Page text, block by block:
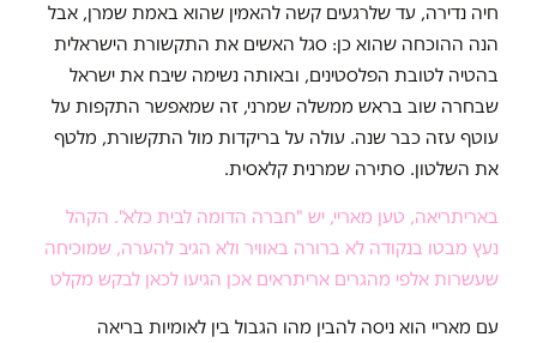
חיה נדירה, עד שלרגעים קשה להאמין שהוא באמת שמרן, אבל
הנה ההוכחה שהוא כן: סגל האשים את התקשורת הישראלית
בהטיה לטובת הפלסטינים, ובאותה נשימה שיבח את ישראל
שבחרה שוב בראש ממשלה שמרני, זה שמאפשר התקפות על
עוטף עזה כבר שנה. עולה על בריקדות מול התקשורת, מלטף
את השלטון. סתירה שמרנית קלאסית.
באריתריאה, טען מאריי, יש "חברה הדומה לבית כלא". הקהל
נעץ מבטו בנקודה לא ברורה באוויר ולא הגיב להערה, שמוכיחה
שעשרות אלפי מהגרים אריתראים אכן הגיעו לכאן לבקש מקלט
עם מאריי הוא ניסה להבין מהו הגבול בין לאומיות בריאה